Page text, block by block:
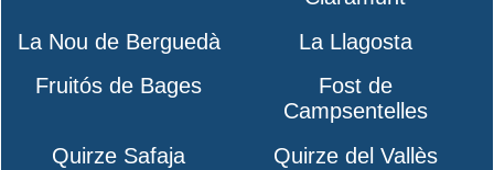
La Nou de Berguedà
La Llagosta
Fruitós de Bages
Fost de
Campsentelles
Quirze Safaja
Quirze del Vallès